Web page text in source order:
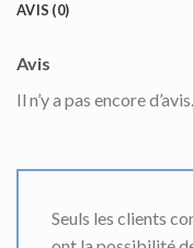
AVIS (0)
Avis
Il n’y a pas encore d’avis.
Seuls les clients